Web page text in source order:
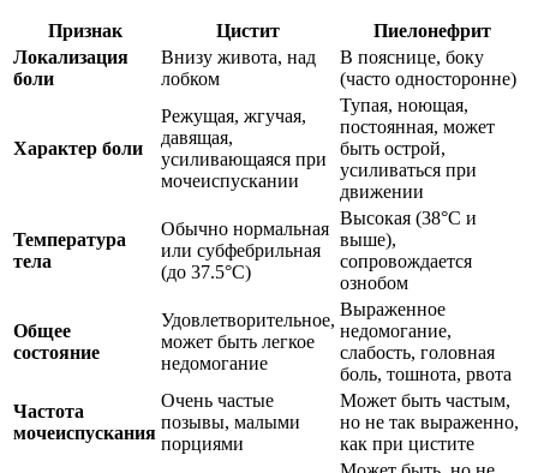
Признак Цистит
Пиелонефрит
Локализация
боли
Внизу живота, над
лобком
В пояснице, боку
(часто односторонне)
Характер боли
Режущая, жгучая,
давящая,
усиливающаяся при
мочеиспускании
Тупая, ноющая,
постоянная, может
быть острой,
усиливаться при
движении
Температура
тела
Обычно нормальная
или субфебрильная
(до 37.5°C)
Высокая (38°C и
выше),
сопровождается
ознобом
Общее
состояние
Удовлетворительное,
может быть легкое
недомогание
Выраженное
недомогание,
слабость, головная
боль, тошнота, рвота
Частота
мочеиспускания
Очень частые
позывы, малыми
порциями
Может быть частым,
но не так выраженно,
как при цистите